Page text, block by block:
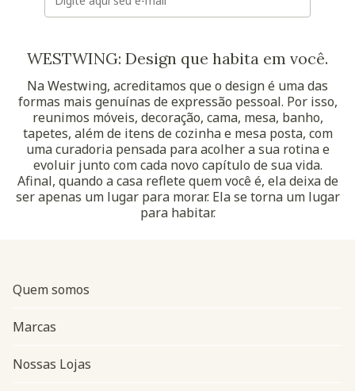
WESTWING: Design que habita em você.
Na Westwing, acreditamos que o design é uma das
formas mais genuínas de expressão pessoal. Por isso,
reunimos móveis, decoração, cama, mesa, banho,
tapetes, além de itens de cozinha e mesa posta, com
uma curadoria pensada para acolher a sua rotina e
evoluir junto com cada novo capítulo de sua vida.
Afinal, quando a casa reflete quem você é, ela deixa de
ser apenas um lugar para morar. Ela se torna um lugar
para habitar.
Quem somos
Marcas
Nossas Lojas